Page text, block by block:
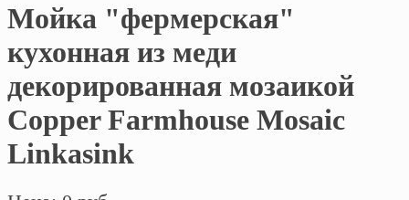
Мойка "фермерская"
кухонная из меди
декорированная мозаикой
Copper Farmhouse Mosaic
Linkasink